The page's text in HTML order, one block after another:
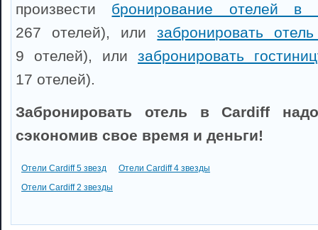
произвести бронирование отелей в
267 отелей), илизабронировать
9 отелей), или забронировать
17 отелей).
Забронировать отель в Cardiff
сэкономив свое время и деньги!
Отели Cardiff 5 звезд
Отели Cardiff 4 звезды
Отели Cardiff 2 звезды